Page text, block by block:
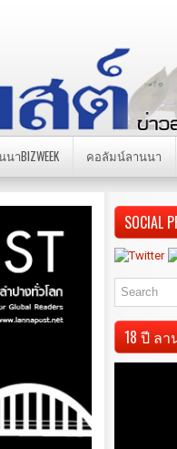
าBIZWEEK คอลัมน์ลานนา
SOCIAL
18 ปี ล